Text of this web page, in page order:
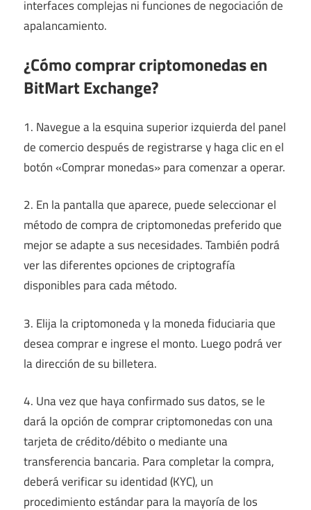
interfaces complejas ni funciones de negociación de
apalancamiento.
¿Cómo comprar criptomonedas en
BitMart Exchange?
1. Navegue a la esquina superior izquierda del panel
de comercio después de registrarse y haga clic en el
botón «Comprar monedas» para comenzar a operar.
2. En la pantalla que aparece, puede seleccionar el
método de compra de criptomonedas preferido que
mejor se adapte a sus necesidades. También podrá
ver las diferentes opciones de criptografía
disponibles para cada método.
3. Elija la criptomoneda y la moneda fiduciaria que
desea comprar e ingrese el monto. Luego podrá ver
la dirección de su billetera.
4. Una vez que haya confirmado sus datos, se le
dará la opción de comprar criptomonedas con una
tarjeta de crédito/débito o mediante una
transferencia bancaria. Para completar la compra,
deberá verificar su identidad (KYC), un
procedimiento estándar para la mayoría de los